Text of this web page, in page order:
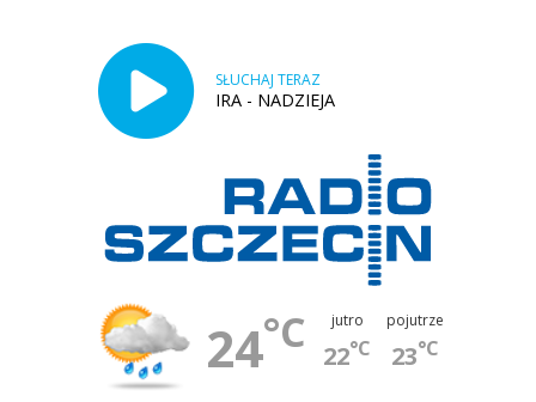
SŁUCHAJ TERAZ
IRA - NADZIEJA
24°C jutro
22°C
pojutrze
23°C